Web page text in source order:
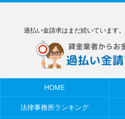
過払い金請求はまだ続いています
HOME
法律事務所ランキング